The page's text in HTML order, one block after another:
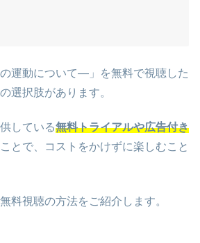
運動について―」を無料で視聴した
選択肢があります。
している無料トライアルや広告付き
とで、コストをかけずに楽しむこと
料視聴の方法をご紹介します。